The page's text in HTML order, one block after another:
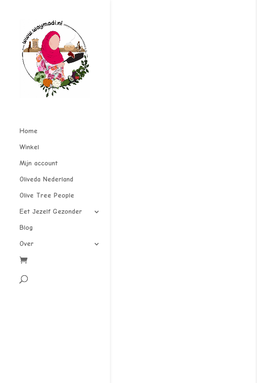
Home
Winkel
Mijn account
Oliveda Nederland
Olive Tree People
Eet Jezelf Gezonder
Blog
Over